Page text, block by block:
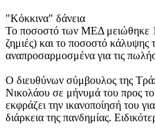
"Κόκκινα" δάνεια
Το ποσοστό των ΜΕΔ μειώθηκε
ζημιές) και το ποσοστό
αναπροσαρμοσμένα για τις
Ο διευθύνων σύμβουλος της
Νικολάου σε μήνυμά του προς
εκφράζει την ικανοποίησή του
διάρκεια της πανδημίας.